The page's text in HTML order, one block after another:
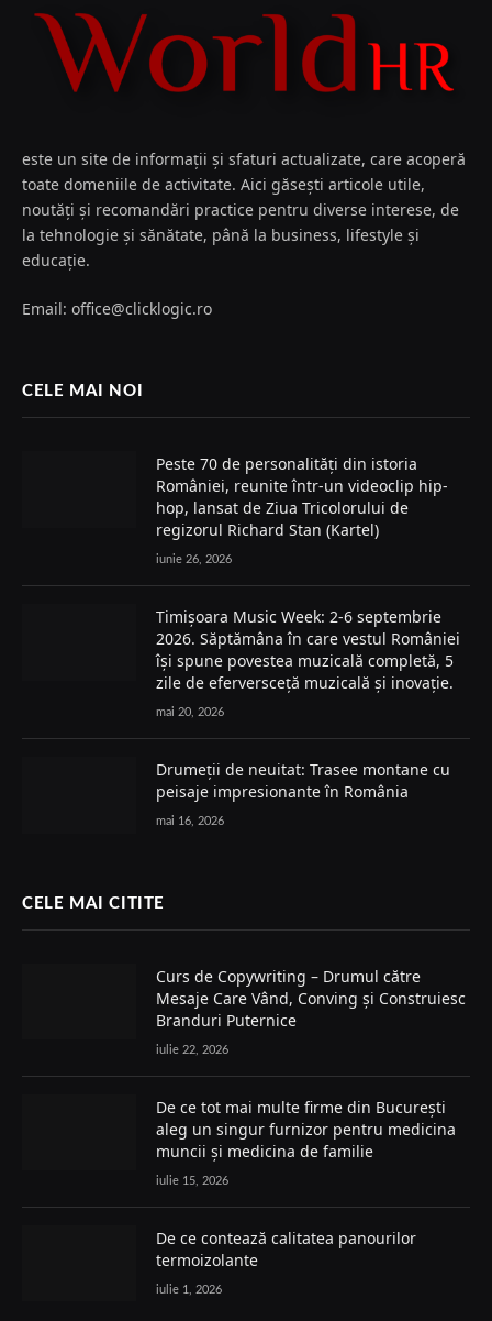
este un site de informații și sfaturi actualizate, care acoperă
toate domeniile de activitate. Aici găsești articole utile,
noutăți și recomandări practice pentru diverse interese, de
la tehnologie și sănătate, până la business, lifestyle și
educație.
Email: office@clicklogic.ro
CELE MAI NOI
Peste 70 de personalități din istoria
României, reunite într-un videoclip hip-
hop, lansat de Ziua Tricolorului de
regizorul Richard Stan (Kartel)
iunie 26, 2026
Timișoara Music Week: 2-6 septembrie
2026. Săptămâna în care vestul României
își spune povestea muzicală completă, 5
zile de eferversceță muzicală și inovație.
mai 20, 2026
Drumeții de neuitat: Trasee montane cu
peisaje impresionante în România
mai 16, 2026
CELE MAI CITITE
Curs de Copywriting – Drumul către
Mesaje Care Vând, Conving și Construiesc
Branduri Puternice
iulie 22, 2026
De ce tot mai multe firme din București
aleg un singur furnizor pentru medicina
muncii și medicina de familie
iulie 15, 2026
De ce contează calitatea panourilor
termoizolante
iulie 1, 2026